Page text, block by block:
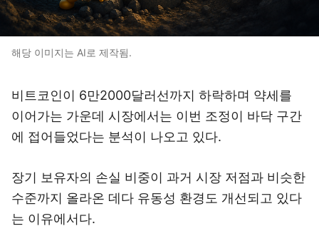
해당 이미지는 AI로 제작됨.
비트코인이 6만2000달러선까지 하락하며 약세를
이어가는 가운데 시장에서는 이번 조정이 바닥 구간
에 접어들었다는 분석이 나오고 있다.
장기 보유자의 손실 비중이 과거 시장 저점과 비슷한
수준까지 올라온 데다 유동성 환경도 개선되고 있다
는 이유에서다.